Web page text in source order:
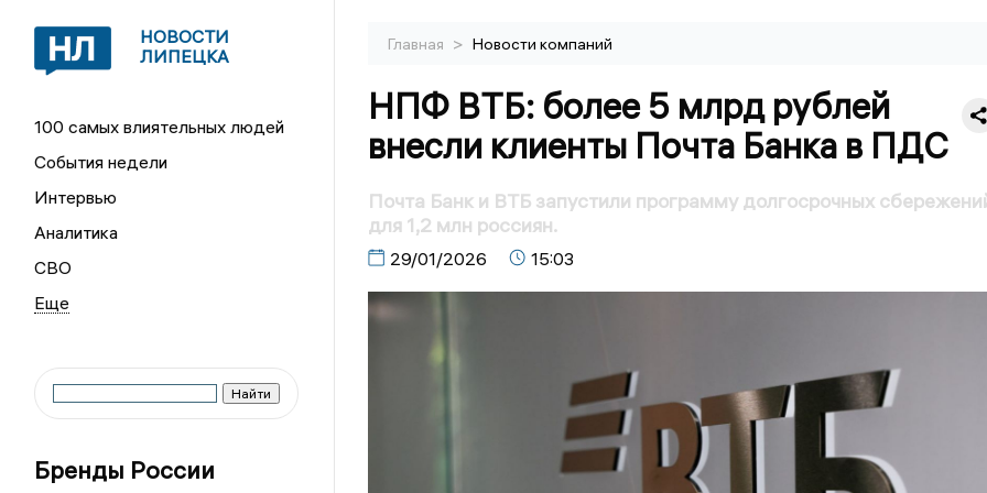
НОВОСТИ
ЛИПЕЦКА
100 самых влиятельных людей
События недели
Интервью
Аналитика
СВО
Бренды России
Главная > Новости компаний
НПФ ВТБ: более 5 млрд рублей
внесли клиенты Почта Банка в ПДС
Почта Банк и ВТБ запустили программу долгосрочных
для 1,2 млн россиян.
29/01/2026 15:03